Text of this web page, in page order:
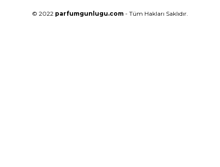
© 2022 parfumgunlugu.com - Tüm Hakları Saklıdır.